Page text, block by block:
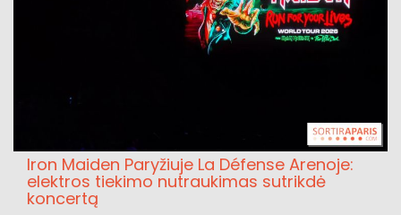
Iron Maiden Paryžiuje La Défense Arenoje:
elektros tiekimo nutraukimas sutrikdė
koncertą